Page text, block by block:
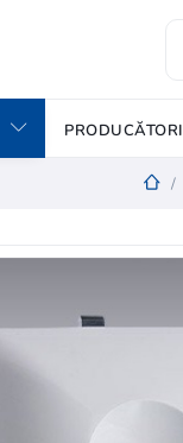
PRODUCĂTORI
/